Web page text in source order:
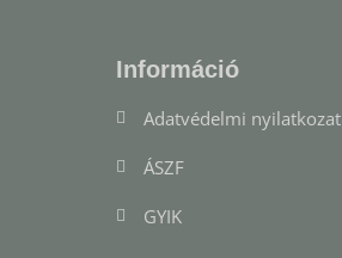
Információ
Adatvédelmi nyilatkozat
ÁSZF
GYIK